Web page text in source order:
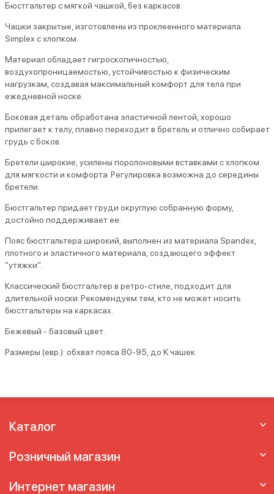
Бюстгальтер с мягкой чашкой, без каркасов.
Чашки закрытые, изготовлены из проклеенного материала
Simplex с хлопком.
Материал обладает гигроскопичностью,
воздухопроницаемостью, устойчивостью к физическим
нагрузкам, создавая максимальный комфорт для тела при
ежедневной носке.
Боковая деталь обработана эластичной лентой, хорошо
прилегает к телу, плавно переходит в бретель и отлично собирает
грудь с боков.
Бретели широкие, усилены поролоновыми вставками с хлопком
для мягкости и комфорта. Регулировка возможна до середины
бретели.
Бюстгальтер придает груди округлую собранную форму,
достойно поддерживает ее.
Пояс бюстгальтера широкий, выполнен из материала Spandex,
плотного и эластичного материала, создающего эффект
"утяжки".
Классический бюстгальтер в ретро-стиле, подходит для
длительной носки. Рекомендуем тем, кто не может носить
бюстгальтеры на каркасах.
Бежевый - базовый цвет.
Размеры (евр.): обхват пояса 80-95, до K чашек.
Каталог
Розничный магазин
Интернет магазин